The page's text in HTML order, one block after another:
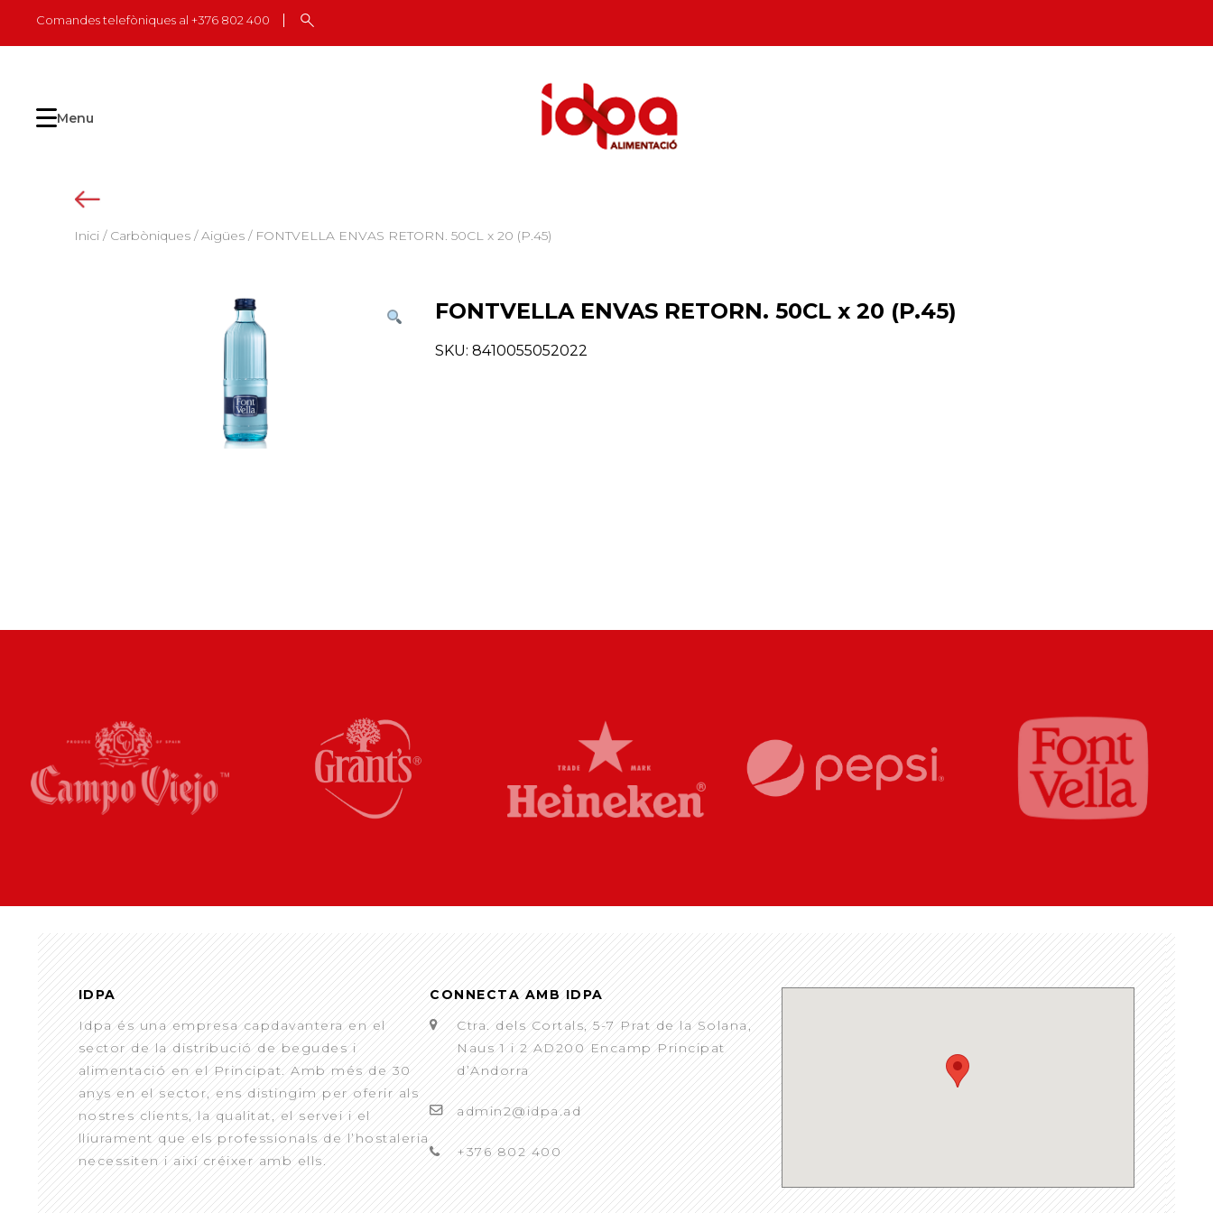
content
Comandes telefòniques al +376 802 400
Menu
Inici / Carbòniques /Aigües / FONTVELLA ENVAS RETORN. 50CL x 20 (P.45)
FONTVELLA ENVAS RETORN. 50CL x 20 (P.45)
SKU: 8410055052022
IDPA
Idpa és una empresa capdavantera en el
sector de la distribució de begudes i
alimentació en el Principat. Amb més de 30
anys en el sector, ens distingim per oferir als
nostres clients, la qualitat, el servei i el
lliurament que els professionals de l’hostaleria
necessiten i així créixer amb ells.
CONNECTA AMB IDPA
Ctra. dels Cortals, 5-7 Prat de la Solana,
Naus 1 i 2 AD200 Encamp Principat
d’Andorra
admin2@idpa.ad
+376 802 400